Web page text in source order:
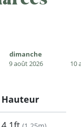
dimanche
9 août 2026
10
Hauteur